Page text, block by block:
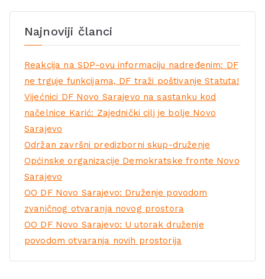
Najnoviji članci
Reakcija na SDP-ovu informaciju nadređenim: DF
ne trguje funkcijama, DF traži poštivanje Statuta!
Vijećnici DF Novo Sarajevo na sastanku kod
načelnice Karić: Zajednički cilj je bolje Novo
Sarajevo
Održan završni predizborni skup-druženje
Općinske organizacije Demokratske fronte Novo
Sarajevo
OO DF Novo Sarajevo: Druženje povodom
zvaničnog otvaranja novog prostora
OO DF Novo Sarajevo: U utorak druženje
povodom otvaranja novih prostorija